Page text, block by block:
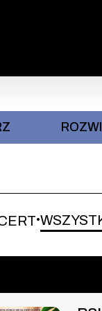
•
1: PSI